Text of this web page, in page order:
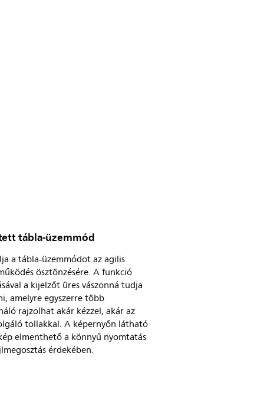
tábla-üzemmód
a tábla-üzemmódot az agilis
ösztönzésére. A funkció
a kijelzőt üres vászonná tudja
amelyre egyszerre több
rajzolhat akár kézzel, akár az
tollakkal. A képernyőn látható
elmenthető a könnyű nyomtatás
érdekében.